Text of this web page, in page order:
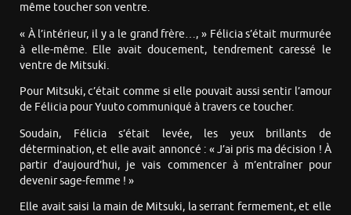
même toucher son ventre.
« À l’intérieur, il y a le grand frère…, » Félicia s’était murmurée
à elle-même. Elle avait doucement, tendrement caressé le
ventre de Mitsuki.
Pour Mitsuki, c’était comme si elle pouvait aussi sentir l’amour
de Félicia pour Yuuto communiqué à travers ce toucher.
Soudain, Félicia s’était levée, les yeux brillants de
détermination, et elle avait annoncé : « J’ai pris ma décision ! À
partir d’aujourd’hui, je vais commencer à m’entraîner pour
devenir sage-femme ! »
Elle avait saisi la main de Mitsuki, la serrant fermement, et elle